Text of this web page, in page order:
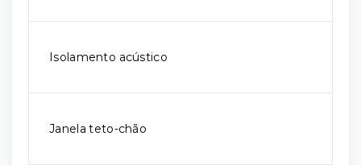
Isolamento acústico
Janela teto-chão